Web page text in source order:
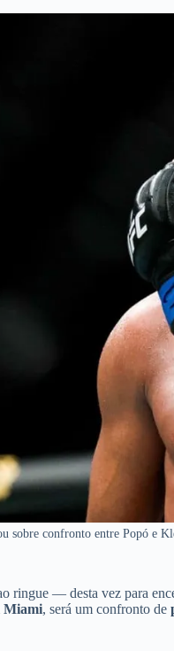
sobre confronto entre Popó e
ringue — desta vez para
Miami, será um confronto de